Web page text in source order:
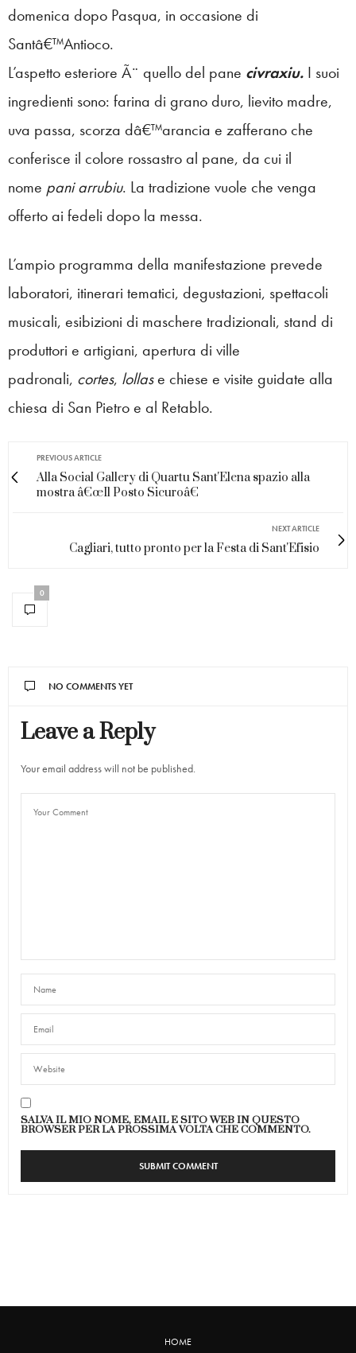
domenica dopo Pasqua, in occasione di
Santâ€™Antioco.
L’aspetto esteriore Ã¨ quello del pane civraxiu. I suoi
ingredienti sono: farina di grano duro, lievito madre,
uva passa, scorza dâ€™arancia e zafferano che
conferisce il colore rossastro al pane, da cui il
nome pani arrubiu. La tradizione vuole che venga
offerto ai fedeli dopo la messa.
L’ampio programma della manifestazione prevede
laboratori, itinerari tematici, degustazioni, spettacoli
musicali, esibizioni di maschere tradizionali, stand di
produttori e artigiani, apertura di ville
padronali, cortes, lollase chiese e visite guidate alla
chiesa di San Pietro e al Retablo.
PREVIOUS ARTICLE
Alla Social Gallery di Quartu Sant'Elena spazio alla
mostra â€œIl Posto Sicuroâ€
NEXT ARTICLE
Cagliari, tutto pronto per la Festa di Sant'Efisio
0
NO COMMENTS YET
Leave a Reply
Your email address will not be published.
SALVA IL MIO NOME, EMAIL E SITO WEB IN QUESTO
BROWSER PER LA PROSSIMA VOLTA CHE COMMENTO.
HOME